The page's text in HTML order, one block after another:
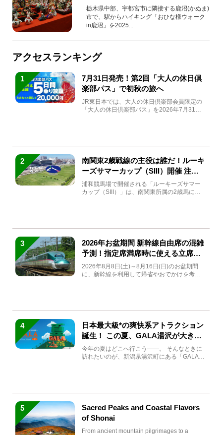
を開催！
栃木県中部、宇都宮市に隣接する鹿沼(かぬま)
市で、駅からハイキング「おひな様ウォーク
in鹿沼」を2025...
アクセスランキング
1
7月31日発売！第2回「大人の休日倶
楽部パス」で初秋の旅へ
JR東日本では、大人の休日倶楽部会員限定の
「大人の休日倶楽部パス」を2026年7月31日
2
南関東2歳戦線の主役は誰だ！ルーキ
ーズサマーカップ（SIII）開催 注目
馬と見どころをチェック
浦和競馬場で開催される「ルーキーズサマー
カップ（SIII）」は、南関東所属の2歳馬によ
3
2026年お盆期間 新幹線自由席の混雑
予測！指定席満席時に使える立席特
急券も解説
2026年8月8日(土)～8月16日(日)のお盆期間
に、新幹線を利用して帰省やおでかけを考え
4
日本最大級*の爽快系アトラクション
誕生！ この夏、GALA湯沢が大きく
生まれ変わる
今年の夏はどこへ行こう――。 そんなときに
訪れたいのが、新潟県湯沢町にある「GALA湯
5
Sacred Peaks and Coastal Flavors
of Shonai
From ancient mountain pilgrimages to a